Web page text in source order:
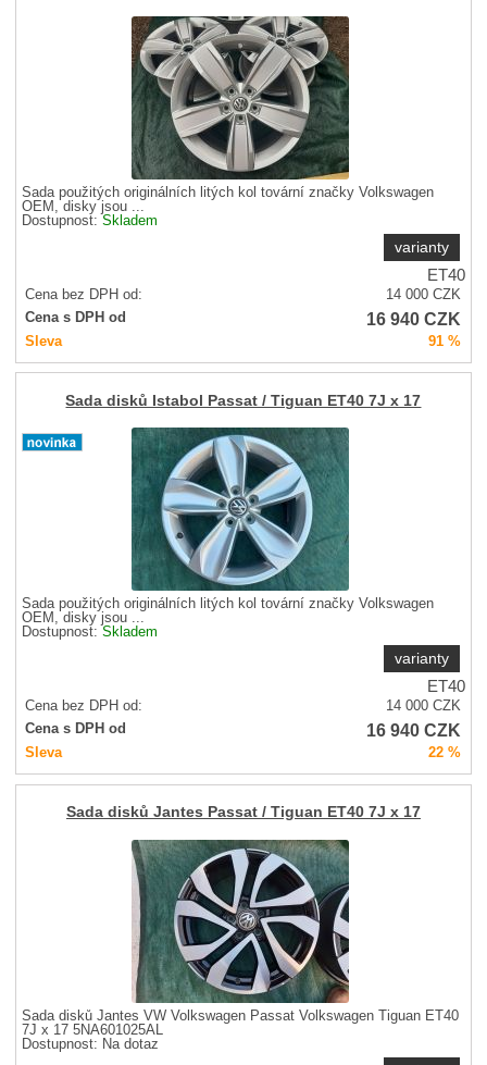
Sada použitých originálních litých kol tovární značky Volkswagen
OEM, disky jsou ...
Dostupnost:Skladem
varianty
ET40
Cena bez DPH od: 14 000CZK
Cena s DPH od
16 940CZK
Sleva 91 %
Sada disků Istabol Passat / Tiguan ET40 7J x 17
Sada použitých originálních litých kol tovární značky Volkswagen
OEM, disky jsou ...
Dostupnost:Skladem
varianty
ET40
Cena bez DPH od: 14 000CZK
Cena s DPH od
16 940CZK
Sleva 22 %
Sada disků Jantes Passat / Tiguan ET40 7J x 17
Sada disků Jantes VW Volkswagen Passat Volkswagen Tiguan ET40
7J x 17 5NA601025AL
Dostupnost: Na dotaz